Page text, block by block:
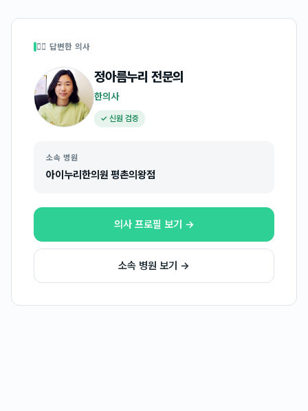
👩‍⚕️ 답변한 의사
정아름누리 전문의
한의사
✓ 신원 검증
소속 병원
아이누리한의원 평촌의왕점
의사 프로필 보기 →
소속 병원 보기 →